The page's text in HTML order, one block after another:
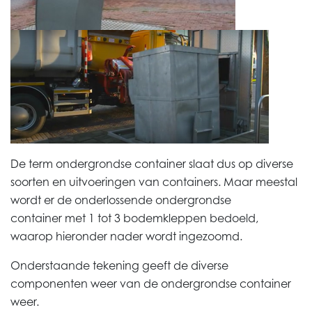
De term ondergrondse container slaat dus op diverse
soorten en uitvoeringen van containers. Maar meestal
wordt er de onderlossende ondergrondse
container met 1 tot 3 bodemkleppen bedoeld,
waarop hieronder nader wordt ingezoomd.
Onderstaande tekening geeft de diverse
componenten weer van de ondergrondse container
weer.